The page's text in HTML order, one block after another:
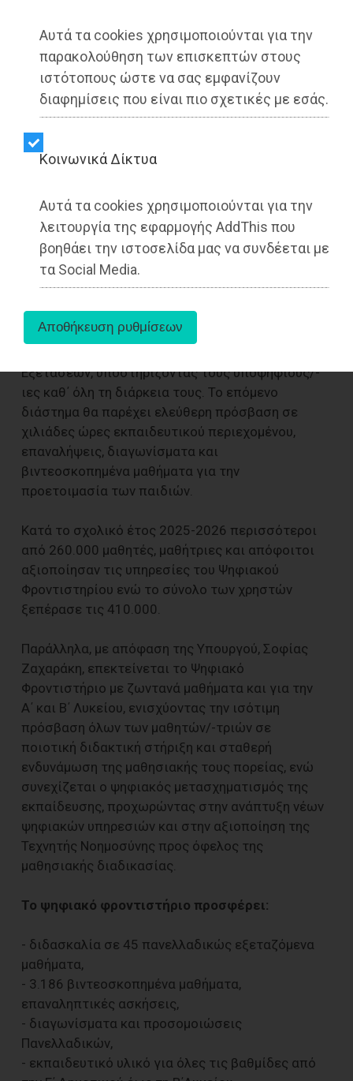
Αυτά τα cookies χρησιμοποιούνται για την
παρακολούθηση των επισκεπτών στους
ιστότοπους ώστε να σας εμφανίζουν
διαφημίσεις που είναι πιο σχετικές με εσάς.
Kοινωνικά Δίκτυα
Αυτά τα cookies χρησιμοποιούνται για την
λειτουργία της εφαρμογής AddThis που
βοηθάει την ιστοσελίδα μας να συνδέεται με
τα Social Media.
Ενεργή, τους καλοκαιρινούς μήνες, θα παραμείνει
η δωρεάν ψηφιακή εκπαιδευτική πλατφόρμα του
Υπουργείου Παιδείας, Θρησκευμάτων και
Αθλητισμού. Τα ζωντανά μαθήματα
Εξετάσεων, υποστηρίζοντας τους υποψήφιους/-
ιες καθ΄ όλη τη διάρκεια τους. Το επόμενο
διάστημα θα παρέχει ελεύθερη πρόσβαση σε
χιλιάδες ώρες εκπαιδευτικού περιεχομένου,
επαναλήψεις, διαγωνίσματα και
βιντεοσκοπημένα μαθήματα για την
προετοιμασία των παιδιών.
Κατά το σχολικό έτος 2025-2026 περισσότεροι
από 260.000 μαθητές, μαθήτριες και απόφοιτοι
αξιοποίησαν τις υπηρεσίες του Ψηφιακού
Φροντιστηρίου ενώ το σύνολο των χρηστών
ξεπέρασε τις 410.000.
Παράλληλα, με απόφαση της Υπουργού, Σοφίας
Ζαχαράκη, επεκτείνεται το Ψηφιακό
Φροντιστήριο με ζωντανά μαθήματα και για την
Α΄ και Β΄ Λυκείου, ενισχύοντας την ισότιμη
πρόσβαση όλων των μαθητών/-τριών σε
ποιοτική διδακτική στήριξη και σταθερή
ενδυνάμωση της μαθησιακής τους πορείας, ενώ
συνεχίζεται ο ψηφιακός μετασχηματισμός της
εκπαίδευσης, προχωρώντας στην ανάπτυξη νέων
ψηφιακών υπηρεσιών και στην αξιοποίηση της
Τεχνητής Νοημοσύνης προς όφελος της
μαθησιακής διαδικασίας.
Το ψηφιακό φροντιστήριο προσφέρει:
- διδασκαλία σε 45 πανελλαδικώς εξεταζόμενα
μαθήματα,
- 3.186 βιντεοσκοπημένα μαθήματα,
επαναληπτικές ασκήσεις,
- διαγωνίσματα και προσομοιώσεις
Πανελλαδικών,
- εκπαιδευτικό υλικό για όλες τις βαθμίδες από